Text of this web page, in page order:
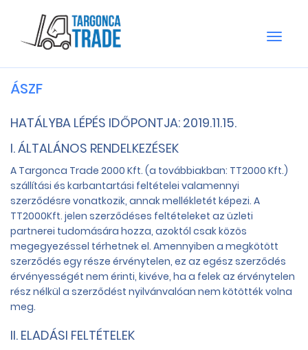
Toggle
ÁSZF
HATÁLYBA LÉPÉS IDŐPONTJA: 2019.11.15.
I. ÁLTALÁNOS RENDELKEZÉSEK
A Targonca Trade 2000 Kft. (a továbbiakban: TT2000 Kft.)
szállítási és karbantartási feltételei valamennyi
szerződésre vonatkozik, annak mellékletét képezi. A
TT2000Kft. jelen szerződéses feltételeket az üzleti
partnerei tudomására hozza, azoktól csak közös
megegyezéssel térhetnek el. Amennyiben a megkötött
szerződés egy része érvénytelen, ez az egész szerződés
érvényességét nem érinti, kivéve, ha a felek az érvénytelen
rész nélkül a szerződést nyilvánvalóan nem kötötték volna
meg.
II. ELADÁSI FELTÉTELEK